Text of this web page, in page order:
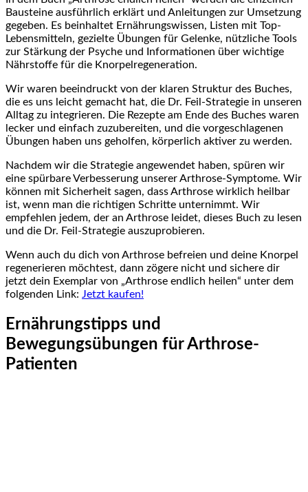
Bausteine ausführlich erklärt und Anleitungen zur Umsetzung
gegeben. ‌Es beinhaltet Ernährungswissen, Listen mit⁣ Top-
Lebensmitteln, gezielte Übungen für Gelenke, nützliche Tools
zur Stärkung ‍der Psyche und Informationen über wichtige
Nährstoffe für die ​Knorpelregeneration.
Wir waren beeindruckt von der klaren Struktur des Buches,
die ⁢es uns leicht gemacht hat, die Dr. Feil-Strategie in unseren
Alltag zu integrieren. Die ‍Rezepte am Ende des Buches waren
lecker ⁤und einfach zuzubereiten,⁣ und die⁣ vorgeschlagenen
Übungen haben‍ uns geholfen, körperlich aktiver zu werden.
Nachdem ⁣wir die Strategie angewendet haben, spüren wir
eine spürbare Verbesserung unserer Arthrose-Symptome. Wir
können ‍mit Sicherheit‌ sagen, dass Arthrose wirklich heilbar
ist, wenn man die richtigen‍ Schritte unternimmt. Wir
‌empfehlen jedem, der an ​Arthrose leidet, dieses Buch zu lesen
und die Dr. Feil-Strategie auszuprobieren.
Wenn auch du dich von Arthrose befreien ​und⁤ deine Knorpel
regenerieren möchtest, dann zögere nicht und sichere dir
‌jetzt dein Exemplar von⁣ „Arthrose endlich heilen“ unter ‍dem
folgenden Link: Jetzt‌ kaufen!
Ernährungstipps⁤ und
Bewegungsübungen für Arthrose-
Patienten